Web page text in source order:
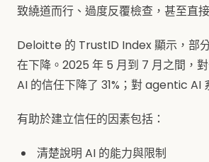
致繞道而行、過度反覆檢查，甚至直
Deloitte 的 TrustID Index 顯示，部
在下降。2025 年 5 月到 7 月之間，
AI 的信任下降了 31%；對 agentic AI
有助於建立信任的因素包括：
清楚說明 AI 的能力與限制